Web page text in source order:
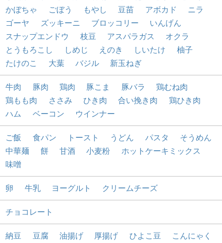
かぼちゃ
ごぼう もやし 豆苗 アボカド
ニラ
ゴーヤ
ズッキーニ ブロッコリー
いんげん
スナップエンドウ
枝豆 アスパラガス
オクラ
とうもろこし
しめじ えのき しいたけ
柚子
たけのこ
大葉 バジル 新玉ねぎ
牛肉 豚肉 鶏肉 豚こま 豚バラ
鶏むね肉
鶏もも肉
ささみ ひき肉 合い挽き肉
鶏ひき肉
ハム
ベーコン ウインナー
ご飯 食パン トースト うどん パスタ
そうめん
中華麺
餅 甘酒 小麦粉
ホットケーキミックス
味噌
卵 牛乳 ヨーグルト クリームチーズ
チョコレート
納豆 豆腐 油揚げ 厚揚げ ひよこ豆 こんにゃく